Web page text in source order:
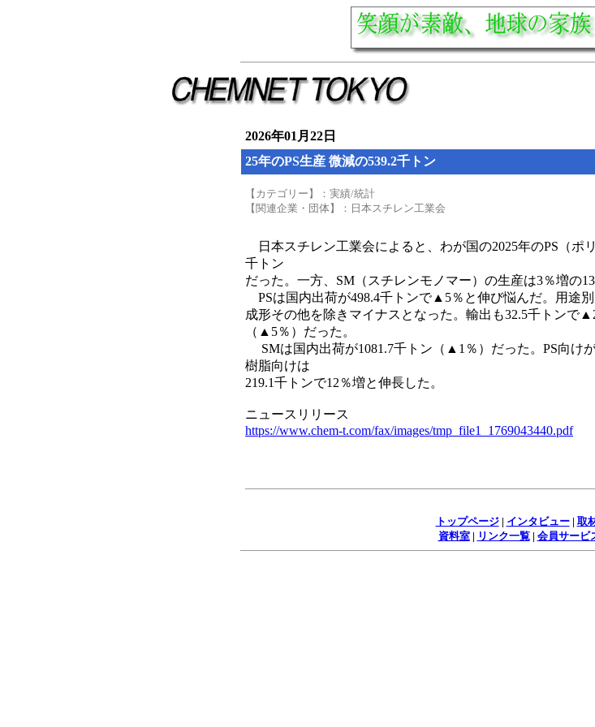
2026年01月22日
25年のPS生産 微減の539.2千トン
【カテゴリー】：実績/統計
【関連企業・団体】：日本スチレン工業会
日本スチレン工業会によると、わが国の2025年のPS（ポ
千トン
だった。一方、SM（スチレンモノマー）の生産は3％増の
PSは国内出荷が498.4千トンで▲5％と伸び悩んだ。用途
成形その他を除きマイナスとなった。輸出も32.5千トンで
（▲5％）だった。
SMは国内出荷が1081.7千トン（▲1％）だった。PS向け
樹脂向けは
219.1千トンで12％増と伸長した。
ニュースリリース
https://www.chem-t.com/fax/images/tmp_file1_1769043440.pdf
トップページ| インタビュー| 取
資料室| リンク一覧| 会員サービ